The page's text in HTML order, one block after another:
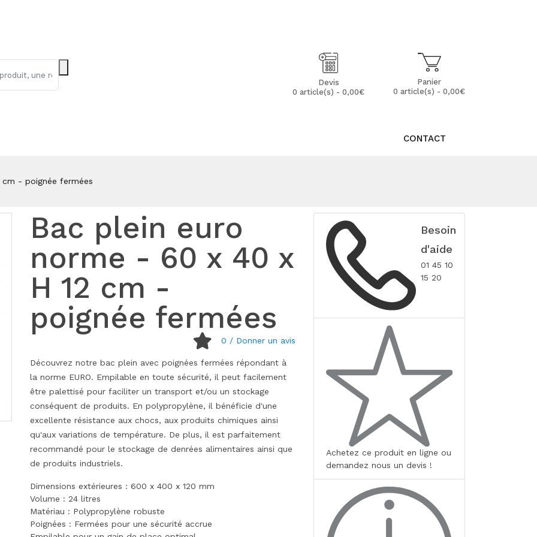
Panier
0 article(s) - 0,00€
Devis
0 article(s) - 0,00€
CONTACT
- poignée fermées
Bac plein euro
norme - 60 x 40 x
H 12 cm -
poignée fermées
0 / Donner un avis
Découvrez notre bac plein avec poignées fermées répondant à
la norme EURO. Empilable en toute sécurité, il peut facilement
être palettisé pour faciliter un transport et/ou un stockage
conséquent de produits. En polypropylène, il bénéficie d'une
excellente résistance aux chocs, aux produits chimiques ainsi
qu'aux variations de température. De plus, il est parfaitement
recommandé pour le stockage de denrées alimentaires ainsi que
de produits industriels.
Dimensions extérieures : 600 x 400 x 120 mm
Volume : 24 litres
Matériau : Polypropylène robuste
Poignées : Fermées pour une sécurité accrue
Besoin
d'aide
01 45 10
15 20
Achetez ce produit en ligne ou
demandez nous un devis !